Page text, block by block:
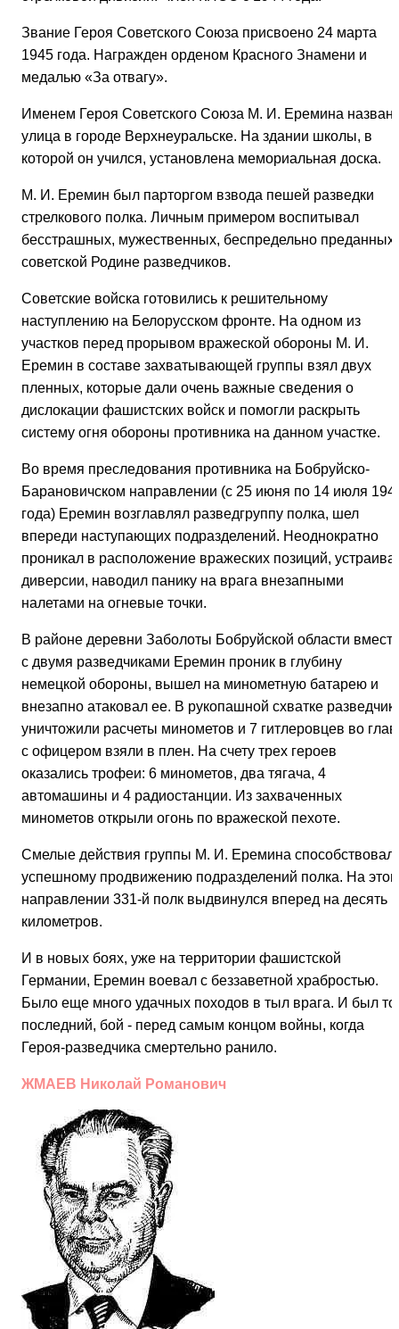
Звание Героя Советского Союза присвоено 24 марта
1945 года. Награжден орденом Красного Знамени и
медалью «За отвагу».
Именем Героя Советского Союза М. И. Еремина
улица в городе Верхнеуральске. На здании школы, в
которой он учился, установлена мемориальная доска.
М. И. Еремин был парторгом взвода пешей разведки
стрелкового полка. Личным примером воспитывал
бесстрашных, мужественных, беспредельно преданных
советской Родине разведчиков.
Советские войска готовились к решительному
наступлению на Белорусском фронте. На одном из
участков перед прорывом вражеской обороны М. И.
Еремин в составе захватывающей группы взял двух
пленных, которые дали очень важные сведения о
дислокации фашистских войск и помогли раскрыть
систему огня обороны противника на данном участке.
Во время преследования противника на Бобруйско-
Барановичском направлении (с 25 июня по 14 июля
года) Еремин возглавлял разведгруппу полка, шел
впереди наступающих подразделений. Неоднократно
проникал в расположение вражеских позиций,
диверсии, наводил панику на врага внезапными
налетами на огневые точки.
В районе деревни Заболоты Бобруйской области
с двумя разведчиками Еремин проник в глубину
немецкой обороны, вышел на минометную батарею и
внезапно атаковал ее. В рукопашной схватке
уничтожили расчеты минометов и 7 гитлеровцев во
с офицером взяли в плен. На счету трех героев
оказались трофеи: 6 минометов, два тягача, 4
автомашины и 4 радиостанции. Из захваченных
минометов открыли огонь по вражеской пехоте.
Смелые действия группы М. И. Еремина
успешному продвижению подразделений полка. На этом
направлении 331-й полк выдвинулся вперед на десять
километров.
И в новых боях, уже на территории фашистской
Германии, Еремин воевал с беззаветной храбростью.
Было еще много удачных походов в тыл врага. И был
последний, бой - перед самым концом войны, когда
Героя-разведчика смертельно ранило.
ЖМАЕВ Николай Романович